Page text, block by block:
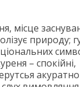
місце
природу;
– спокійні,
акуратно